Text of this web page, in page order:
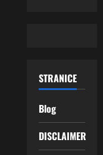
STRANICE
Blog
DISCLAIMER